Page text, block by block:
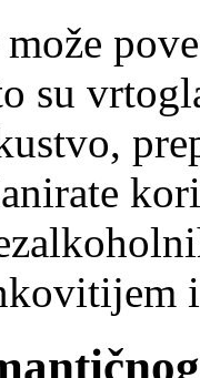
su